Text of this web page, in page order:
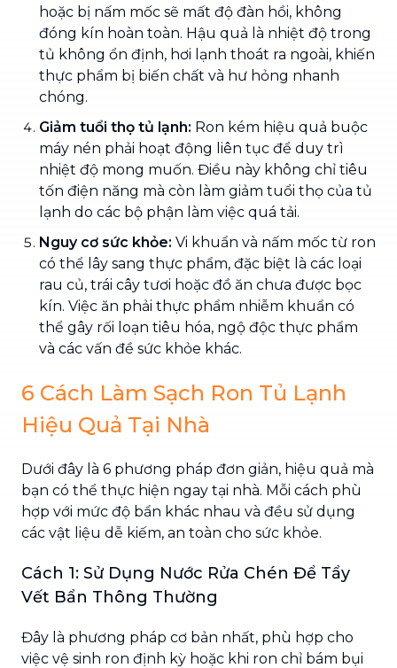
hoặc bị nấm mốc sẽ mất độ đàn hồi, không
đóng kín hoàn toàn. Hậu quả là nhiệt độ trong
tủ không ổn định, hơi lạnh thoát ra ngoài, khiến
thực phẩm bị biến chất và hư hỏng nhanh
chóng.
Giảm tuổi thọ tủ lạnh: Ron kém hiệu quả buộc
máy nén phải hoạt động liên tục để duy trì
nhiệt độ mong muốn. Điều này không chỉ tiêu
tốn điện năng mà còn làm giảm tuổi thọ của tủ
lạnh do các bộ phận làm việc quá tải.
Nguy cơ sức khỏe: Vi khuẩn và nấm mốc từ ron
có thể lây sang thực phẩm, đặc biệt là các loại
rau củ, trái cây tươi hoặc đồ ăn chưa được bọc
kín. Việc ăn phải thực phẩm nhiễm khuẩn có
thể gây rối loạn tiêu hóa, ngộ độc thực phẩm
và các vấn đề sức khỏe khác.
6 Cách Làm Sạch Ron Tủ Lạnh
Hiệu Quả Tại Nhà
Dưới đây là 6 phương pháp đơn giản, hiệu quả mà
bạn có thể thực hiện ngay tại nhà. Mỗi cách phù
hợp với mức độ bẩn khác nhau và đều sử dụng
các vật liệu dễ kiếm, an toàn cho sức khỏe.
Cách 1: Sử Dụng Nước Rửa Chén Để Tẩy
Vết Bẩn Thông Thường
Đây là phương pháp cơ bản nhất, phù hợp cho
việc vệ sinh ron định kỳ hoặc khi ron chỉ bám bụi